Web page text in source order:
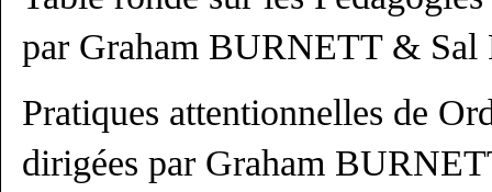
par Graham BURNETT &
Pratiques attentionnelles de
dirigées par Graham